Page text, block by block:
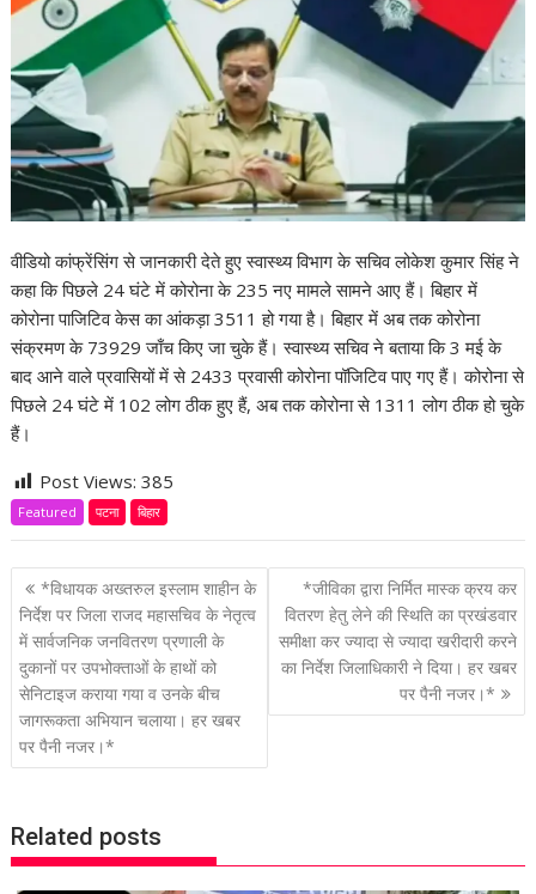
वीडियो कांफ्रेंसिंग से जानकारी देते हुए स्वास्थ्य विभाग के सचिव लोकेश कुमार सिंह ने
कहा कि पिछले 24 घंटे में कोरोना के 235 नए मामले सामने आए हैं। बिहार में
कोरोना पाजिटिव केस का आंकड़ा 3511 हो गया है। बिहार में अब तक कोरोना
संक्रमण के 73929 जाँच किए जा चुके हैं। स्वास्थ्य सचिव ने बताया कि 3 मई के
बाद आने वाले प्रवासियों में से 2433 प्रवासी कोरोना पॉजिटिव पाए गए हैं। कोरोना से
पिछले 24 घंटे में 102 लोग ठीक हुए हैं, अब तक कोरोना से 1311 लोग ठीक हो चुके
हैं।
Post Views:385
Featured पटना बिहार
P
o
s
t
n
a
v
g
a
*विधायक अख्तरुल इस्लाम शाहीन के
निर्देश पर जिला राजद महासचिव के नेतृत्व
में सार्वजनिक जनवितरण प्रणाली के
दुकानों पर उपभोक्ताओं के हाथों को
सेनिटाइज कराया गया व उनके बीच
जागरूकता अभियान चलाया। हर खबर
पर पैनी नजर।*
*जीविका द्वारा निर्मित मास्क क्रय कर
वितरण हेतु लेने की स्थिति का प्रखंडवार
समीक्षा कर ज्यादा से ज्यादा खरीदारी करने
का निर्देश जिलाधिकारी ने दिया। हर खबर
पर पैनी नजर।*
Related posts